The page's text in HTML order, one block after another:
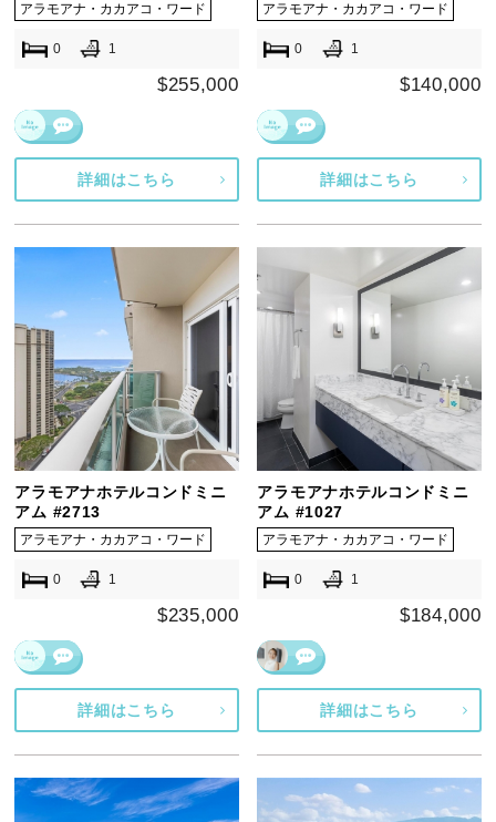
アラモアナ・カカアコ・ワード
0 1
$255,000
詳細はこちら
アラモアナ・カカアコ・ワード
0 1
$140,000
詳細はこちら
アラモアナホテルコンドミニ
アム #2713
アラモアナ・カカアコ・ワード
0 1
$235,000
詳細はこちら
アラモアナホテルコンドミニ
アム #1027
アラモアナ・カカアコ・ワード
0 1
$184,000
詳細はこちら